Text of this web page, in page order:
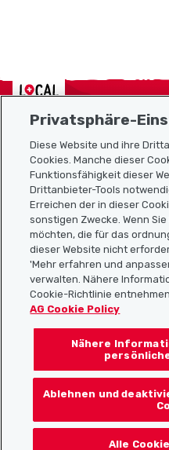
Localcities
Sitemap
Nützliche Links
Localcities App
Folgt uns auf:
Privatsphäre-
Diese Website und ihre
Cookies. Manche dieser
Funktionsfähigkeit dieser
Drittanbieter-Tools
Erreichen der in dieser
sonstigen Zwecke. Wenn
möchten, die für das
dieser Website nicht
'Mehr erfahren und
verwalten. Nähere
Cookie-Richtlinie entnehmen
AG Cookie Policy
Nähere
Ablehnen und
Alle